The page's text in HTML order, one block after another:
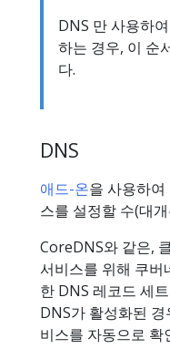
DNS 만 사용하
하는 경우, 이 순
다.
DNS
애드-온을 사용하
스를 설정할 수(대
CoreDNS와 같은,
서비스를 위해 쿠버
한 DNS 레코드 세
DNS가 활성화된
비스를 자동으로 확